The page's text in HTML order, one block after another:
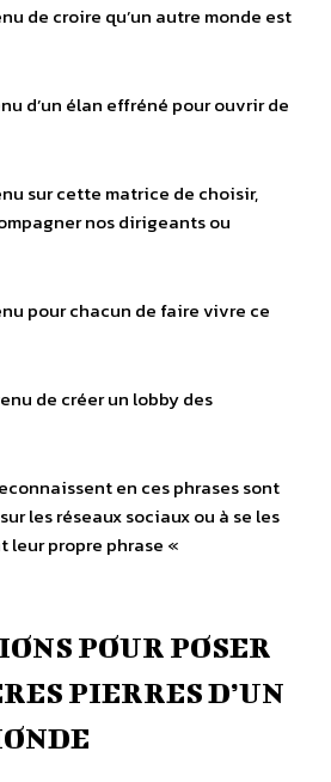
de croire qu’un autre monde est
d’un élan effréné pour ouvrir de
sur cette matrice de choisir,
nos dirigeants ou
pour chacun de faire vivre ce
de créer un lobby des
en ces phrases sont
les réseaux sociaux ou à se les
leur propre phrase «
POUR POSER
PIERRES D’UN